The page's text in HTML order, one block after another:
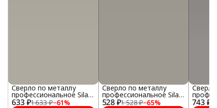
633 ₽1 633 ₽−61%
Сверло по металлу
профессиональное Sila
НSS-G 10,0х87х133мм
528 ₽1 528 ₽−65%
Сверло по металлу
профессиональное Sila
НSS-G 9,0х81х125мм
743 ₽
НSS-G